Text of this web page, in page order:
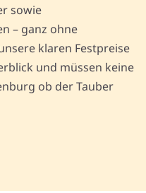
sowie
– ganz ohne
klaren Festpreise
und müssen keine
ob der Tauber